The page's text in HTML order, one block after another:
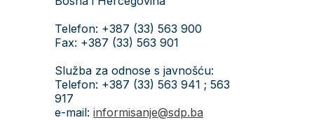
Telefon: +387 (33) 563 900
Fax: +387 (33) 563 901
Služba za odnose s javnošću:
Telefon: +387 (33) 563 941 ; 563
917
e-mail: informisanje@sdp.ba